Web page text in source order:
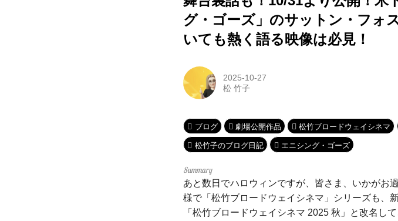
グ・ゴーズ」のサットン・フォ
いても熱く語る映像は必見！
2025-10-27
松 竹子
ブログ 劇場公開作品 松竹ブロードウェイシネマ
松竹子のブログ日記 エニシング・ゴーズ
あと数日でハロウィンですが、皆さま、いかがお
様で「松竹ブロードウェイシネマ」シリーズも、
「松竹ブロードウェイシネマ 2025 秋」と改名し